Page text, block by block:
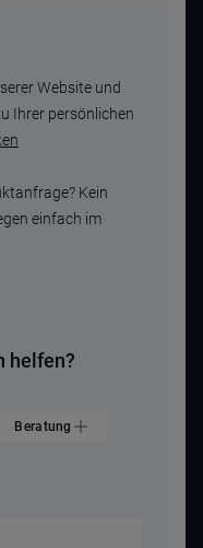
Website und
Ihrer persönlichen
Kein
einfach im
helfen?
Beratung